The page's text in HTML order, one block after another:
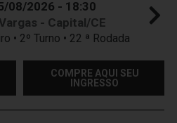
08/2026 - 18:30
- Capital/CE
• 2º Turno • 22 ª Rodada
COMPRE AQUI SEU
INGRESSO